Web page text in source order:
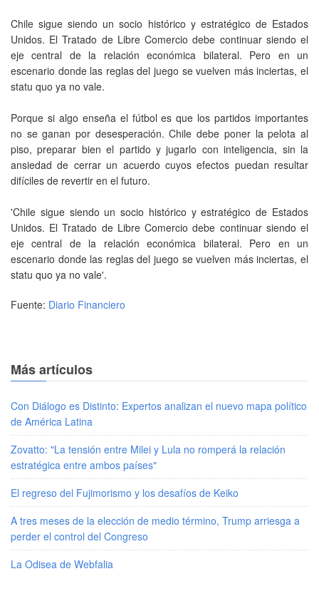
Chile sigue siendo un socio histórico y estratégico de Estados
Unidos. El Tratado de Libre Comercio debe continuar siendo el
eje central de la relación económica bilateral. Pero en un
escenario donde las reglas del juego se vuelven más inciertas, el
statu quo ya no vale.
Porque si algo enseña el fútbol es que los partidos importantes
no se ganan por desesperación. Chile debe poner la pelota al
piso, preparar bien el partido y jugarlo con inteligencia, sin la
ansiedad de cerrar un acuerdo cuyos efectos puedan resultar
difíciles de revertir en el futuro.
'Chile sigue siendo un socio histórico y estratégico de Estados
Unidos. El Tratado de Libre Comercio debe continuar siendo el
eje central de la relación económica bilateral. Pero en un
escenario donde las reglas del juego se vuelven más inciertas, el
statu quo ya no vale'.
Fuente: Diario Financiero
Más artículos
Con Diálogo es Distinto: Expertos analizan el nuevo mapa político
de América Latina
Zovatto: "La tensión entre Milei y Lula no romperá la relación
estratégica entre ambos países"
El regreso del Fujimorismo y los desafíos de Keiko
A tres meses de la elección de medio término, Trump arriesga a
perder el control del Congreso
La Odisea de Webfalia